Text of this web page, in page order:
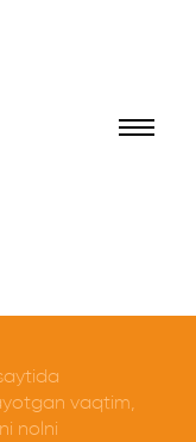
vaqtim,
nolni